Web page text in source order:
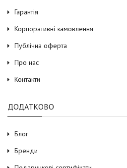
Гарантія
Корпоративні замовлення
Публічна оферта
Про нас
Контакти
ДОДАТКОВО
Блог
Бренди